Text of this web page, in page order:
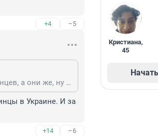
+4 –5
интервью ещё не смотрел, но рассчитано оно явно на американцев, а они же, ну это... ну сами знаете... на украинцев рассчитано другое интервью Карлсона, интервью с Зеленским... не смотрел? посмотри...
в Украине. И за
+14 –6
Кристиана,
45